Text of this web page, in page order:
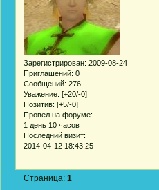
Зарегистрирован: 2009-08-24
Приглашений: 0
Сообщений: 276
Уважение: [+20/-0]
Позитив: [+5/-0]
Провел на форуме:
1 день 10 часов
Последний визит:
2014-04-12 18:43:25
Страница:1